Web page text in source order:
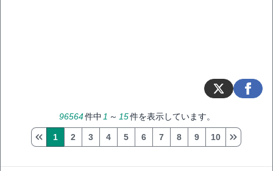
96564件中 1 ～ 15件を表示しています。
1 2 3 4 5 6 7 8 9 10